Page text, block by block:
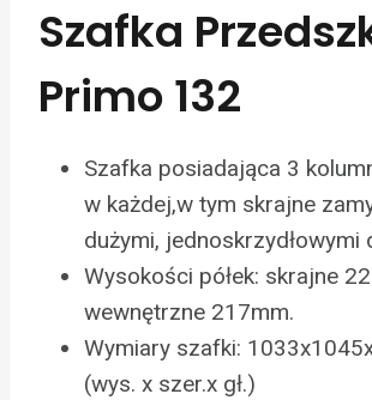
Szafka
Primo 132
Szafka posiadająca 3
w każdej,w tym skrajne
dużymi, jednoskrzydłowymi
Wysokości półek: skrajne
wewnętrzne 217mm.
Wymiary szafki:
(wys. x szer.x gł.)